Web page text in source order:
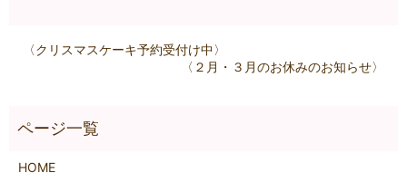
〈クリスマスケーキ予約受付け中〉
〈２月・３月のお休みのお知らせ〉
HOME